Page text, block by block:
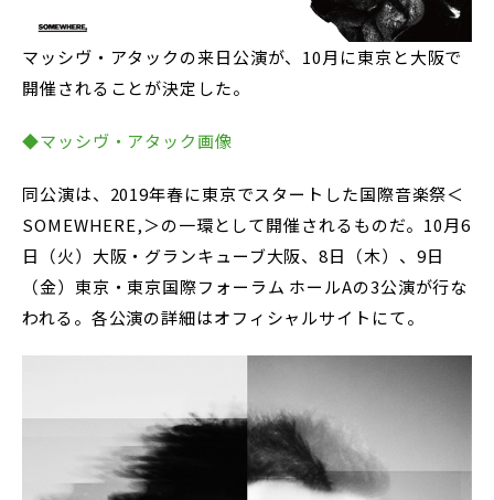
マッシヴ・アタックの来日公演が、10月に東京と大阪で
開催されることが決定した。
◆マッシヴ・アタック画像
同公演は、2019年春に東京でスタートした国際音楽祭＜
SOMEWHERE,＞の一環として開催されるものだ。10月6
日（火）大阪・グランキューブ大阪、8日（木）、9日
（金）東京・東京国際フォーラム ホールAの3公演が行な
われる。各公演の詳細はオフィシャルサイトにて。